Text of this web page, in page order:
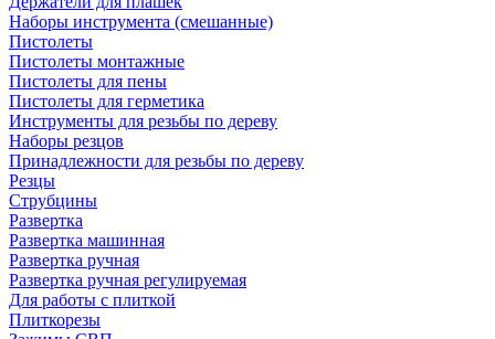
Наборы инструмента (смешанные)
Пистолеты
Пистолеты монтажные
Пистолеты для пены
Пистолеты для герметика
Инструменты для резьбы по дереву
Наборы резцов
Принадлежности для резьбы по дереву
Резцы
Струбцины
Развертка
Развертка машинная
Развертка ручная
Развертка ручная регулируемая
Для работы с плиткой
Плиткорезы